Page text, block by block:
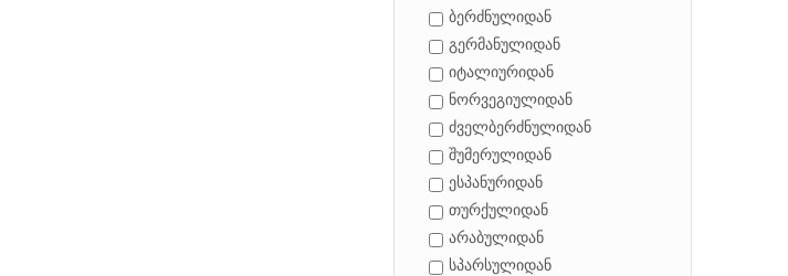
ბერძნულიდან
გერმანულიდან
იტალიურიდან
ნორვეგიულიდან
ძველბერძნულიდან
შუმერულიდან
ესპანურიდან
თურქულიდან
არაბულიდან
სპარსულიდან